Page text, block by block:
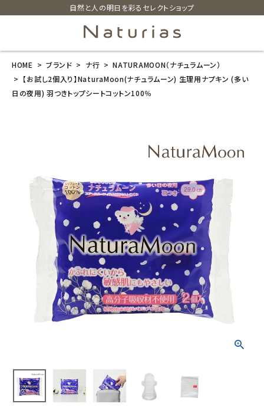
自然と人の明日を彩るセレクトショップ
search
【お試し2個入
り】NaturaMo
on(ナチュラム
ーン) 生理用ナ
プキン (多い日
の夜用) 羽つき
新商品
カテゴリーから探す
HOME ブランド ナ行
NATURAMOON（ナチュラムーン）
【お試し2個入り】NaturaMoon(ナチュラムーン) 生理用ナプキン (多い
日の夜用) 羽つきトップシートコットン100％